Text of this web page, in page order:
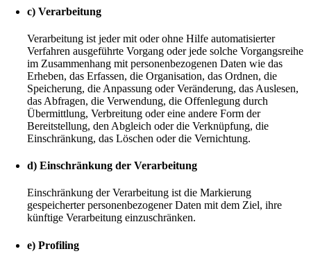
c) Verarbeitung
Verarbeitung ist jeder mit oder ohne Hilfe automatisierter
Verfahren ausgeführte Vorgang oder jede solche Vorgangsreihe
im Zusammenhang mit personenbezogenen Daten wie das
Erheben, das Erfassen, die Organisation, das Ordnen, die
Speicherung, die Anpassung oder Veränderung, das Auslesen,
das Abfragen, die Verwendung, die Offenlegung durch
Übermittlung, Verbreitung oder eine andere Form der
Bereitstellung, den Abgleich oder die Verknüpfung, die
Einschränkung, das Löschen oder die Vernichtung.
d) Einschränkung der Verarbeitung
Einschränkung der Verarbeitung ist die Markierung
gespeicherter personenbezogener Daten mit dem Ziel, ihre
künftige Verarbeitung einzuschränken.
e) Profiling